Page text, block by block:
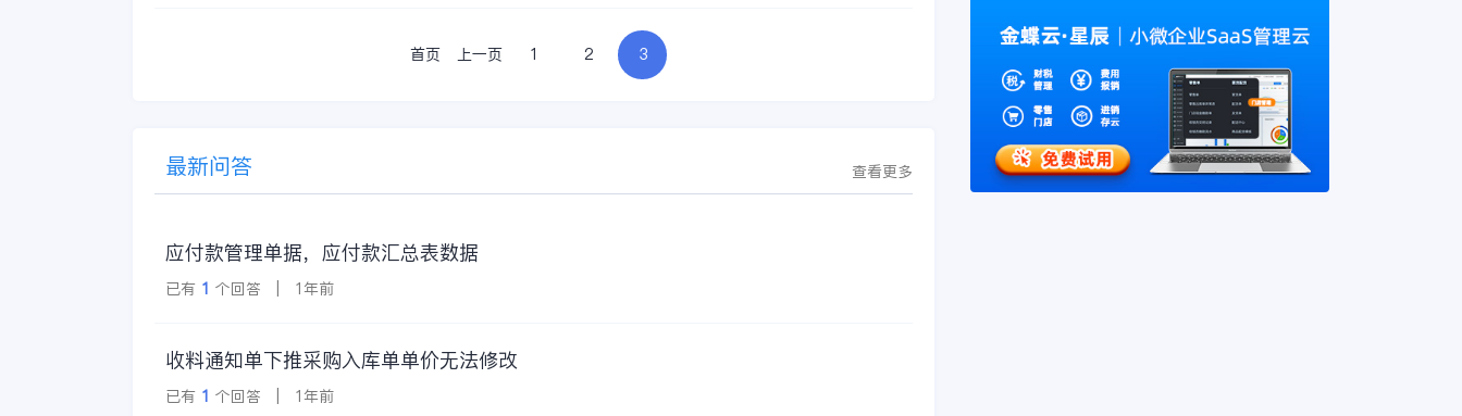
首页 上一页 1 2 3
最新问答 查看更多
应付款管理单据，应付款汇总表数据
已有 1 个回答 | 1年前
收料通知单下推采购入库单单价无法修改
已有 1 个回答 | 1年前